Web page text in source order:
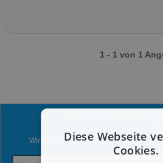
1 - 1 von 1
Wir senden dir gern neue Angebote zu
Diese Webseite
Cookies.